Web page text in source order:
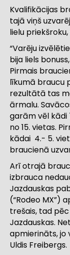
Kvalifikācijas
tajā viņš
lielu
“Varēju
bija liels
Pirmais
līkumā braucu
rezultātā tas
ārmalu.
garām vēl kādi
no 15. vietas.
kādai 4.- 5.
braucienā
Arī otrajā
izbrauca
Jazdauskas
(“Rodeo MX”)
trešais, tad
Jazdauskas.
apmierināts, jo
Uldis Freibergs.